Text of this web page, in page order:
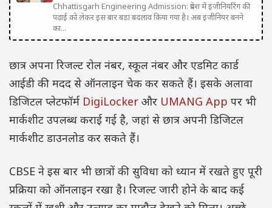
Chhattisgarh Engineering Admission: प्रदेश में इंजीनियरिंग की
पढ़ाई को लेकर इस बार बड़ा बदलाव किया गया है। अब इंजीनियर बनने
का...
छात्र अपना रिजल्ट रोल नंबर, स्कूल नंबर और एडमिट कार्ड
आईडी की मदद से ऑनलाइन चेक कर सकते हैं। इसके अलावा
डिजिटल प्लेटफॉर्म DigiLocker और UMANG App पर भी
मार्कशीट उपलब्ध कराई गई है, जहां से छात्र अपनी डिजिटल
मार्कशीट डाउनलोड कर सकते हैं।
CBSE ने इस बार भी छात्रों की सुविधा को ध्यान में रखते हुए पूरी
प्रक्रिया को ऑनलाइन रखा है। रिजल्ट जारी होने के बाद कई